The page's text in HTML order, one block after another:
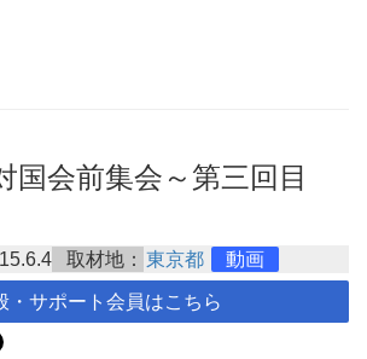
国会前集会～第三回目
取材地： 東京都 動画
・サポート会員はこちら